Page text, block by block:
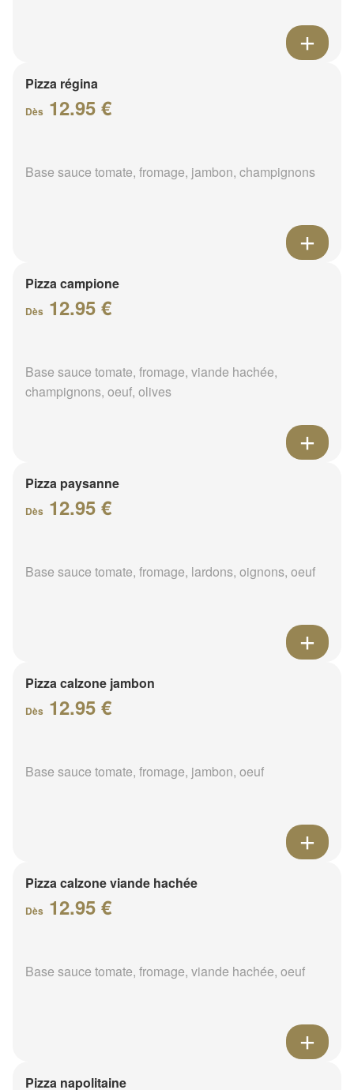
Pizza régina
Dès 12.95 €
Base sauce tomate, fromage, jambon, champignons
Pizza campione
Dès 12.95 €
Base sauce tomate, fromage, viande hachée,
champignons, oeuf, olives
Pizza paysanne
Dès 12.95 €
Base sauce tomate, fromage, lardons, oignons, oeuf
Pizza calzone jambon
Dès 12.95 €
Base sauce tomate, fromage, jambon, oeuf
Pizza calzone viande hachée
Dès 12.95 €
Base sauce tomate, fromage, viande hachée, oeuf
Pizza napolitaine